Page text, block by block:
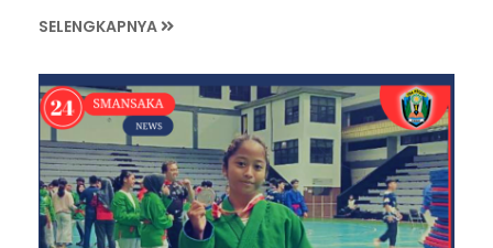
SELENGKAPNYA